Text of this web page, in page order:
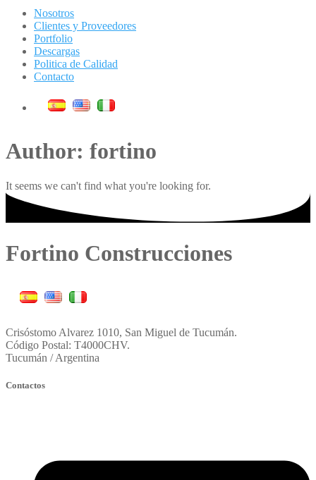
Nosotros
Clientes y Proveedores
Portfolio
Descargas
Politica de Calidad
Contacto
Author: fortino
It seems we can't find what you're looking for.
Fortino Construcciones
Crisóstomo Alvarez 1010, San Miguel de Tucumán.
Código Postal: T4000CHV.
Tucumán / Argentina
Contactos